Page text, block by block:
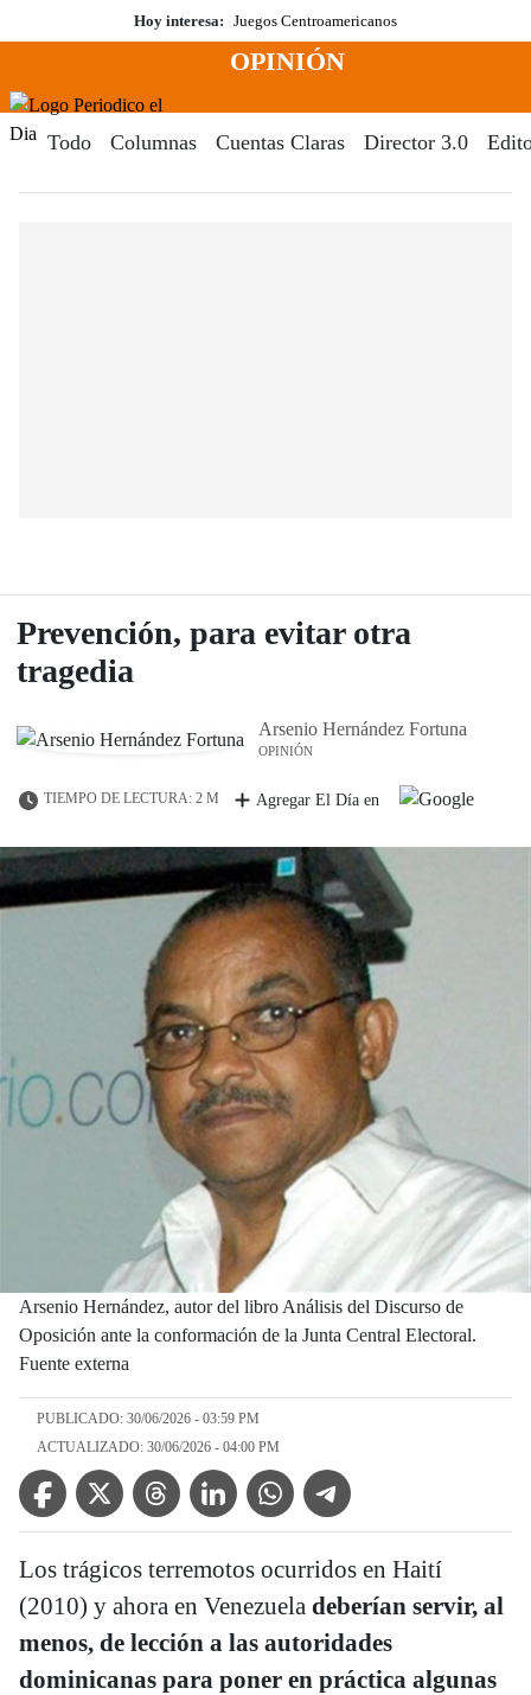
al
Hoy interesa: Juegos Centroamericanos
Menú
OPINIÓN
Todo Columnas Cuentas Claras Director 3.0
Prevención, para evitar otra
tragedia
Arsenio Hernández Fortuna
OPINIÓN
TIEMPO DE LECTURA: 2 M Agregar El Día en
Arsenio Hernández, autor del libro Análisis del Discurso de
Oposición ante la conformación de la Junta Central Electoral.
Fuente externa
PUBLICADO: 30/06/2026 - 03:59 PM
ACTUALIZADO: 30/06/2026 - 04:00 PM
Facebook IconTwitter IconThreads IconLinkedin IconWhatsApp IconTelegram Icon
Los trágicos terremotos ocurridos en Haití
(2010) y ahora en Venezuela deberían servir, al
menos, de lección a las autoridades
dominicanas para poner en práctica algunas